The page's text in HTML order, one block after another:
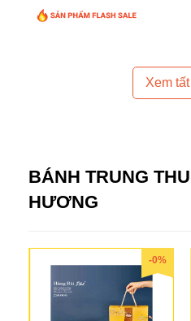
Xem
BÁNH TRUNG
HƯƠNG
-0%